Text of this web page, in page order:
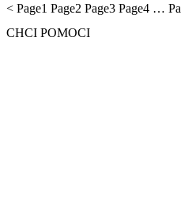
< Page1 Page2 Page3 Page4 …
CHCI POMOCI